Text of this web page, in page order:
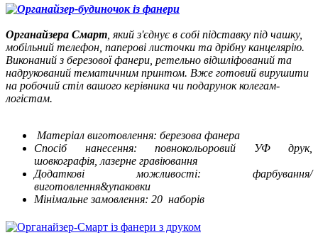
Органайзера Смарт , який з'єднує в собі підставку під чашку,
мобільний телефон, паперові листочки та дрібну канцелярію.
Виконаний з березової фанери, ретельно відшліфований та
надрукований тематичним принтом. Вже готовий вирушити
на робочий стіл вашого керівника чи подарунок колегам-
логістам.
Матеріал виготовлення: березова фанера
Спосіб нанесення: повнокольоровий УФ друк,
шовкографія, лазерне гравіювання
Додаткові можливості: фарбування/
виготовлення&упаковки
Мінімальне замовлення: 20 наборів